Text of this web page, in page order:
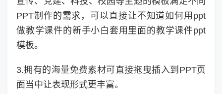
PPT制作的需求，可以直接让不知道如何用ppt
做教学课件的新手小白套用里面的教学课件ppt
模板。
3.拥有的海量免费素材可直接拖曳插入到PPT页
面当中让表现形式更丰富。